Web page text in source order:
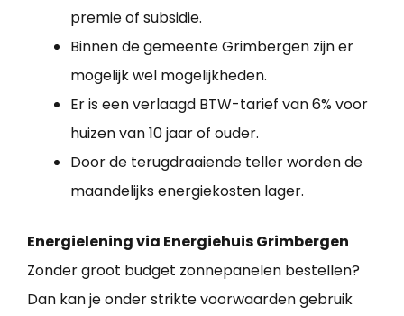
premie of subsidie.
Binnen de gemeente Grimbergen zijn er
mogelijk wel mogelijkheden.
Er is een verlaagd BTW-tarief van 6% voor
huizen van 10 jaar of ouder.
Door de terugdraaiende teller worden de
maandelijks energiekosten lager.
Energielening via Energiehuis Grimbergen
Zonder groot budget zonnepanelen bestellen?
Dan kan je onder strikte voorwaarden gebruik